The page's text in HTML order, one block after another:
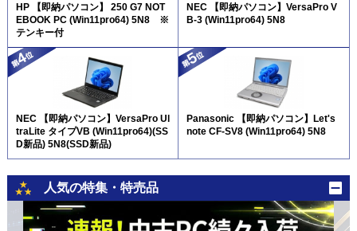
HP 【即納パソコン】 250 G7 NOT
EBOOK PC (Win11pro64) 5N8 ※
テンキー付
NEC 【即納パソコン】VersaPro V
B-3 (Win11pro64) 5N8
NEC 【即納パソコン】VersaPro Ul
traLite タイプVB (Win11pro64)(SS
D新品) 5N8(SSD新品)
Panasonic 【即納パソコン】Let's
note CF-SV8 (Win11pro64) 5N8
人気の特集・特売品